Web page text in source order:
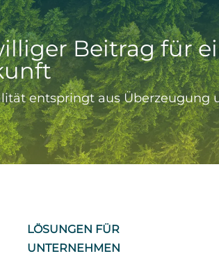
Beitrag für
entspringt aus Überzeugung
LÖSUNGEN FÜR
UNTERNEHMEN